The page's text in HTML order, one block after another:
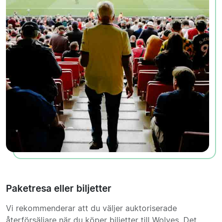
Paketresa eller biljetter
Vi rekommenderar att du väljer auktoriserade
återförsäljare när du köper biljetter till Wolves. Det